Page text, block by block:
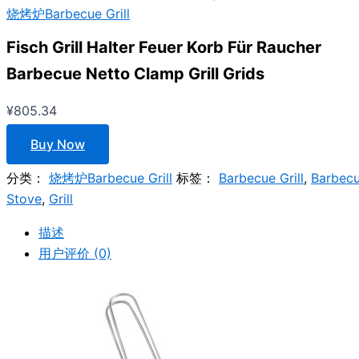
烧烤炉Barbecue Grill
Fisch Grill Halter Feuer Korb Für Raucher
Barbecue Netto Clamp Grill Grids
¥805.34
Buy Now
分类： 烧烤炉Barbecue Grill 标签： Barbecue Grill,
Stove, Grill
描述
用户评价 (0)